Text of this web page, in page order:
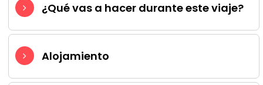
¿Qué vas a hacer durante este viaje?
Alojamiento